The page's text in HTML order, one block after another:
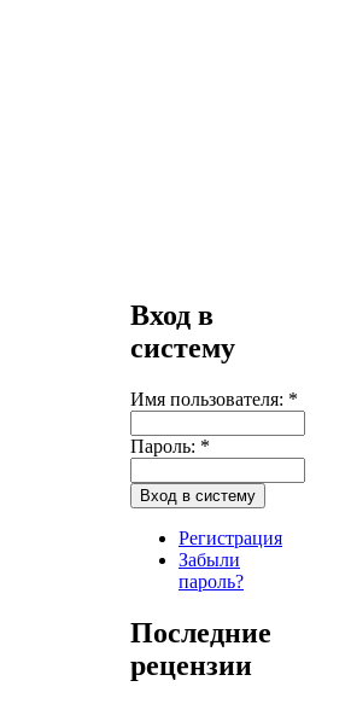
Вход в
систему
Имя пользователя: *
Пароль: *
Регистрация
Забыли
пароль?
Последние
рецензии